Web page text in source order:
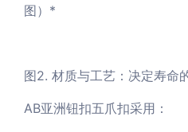
图）*
图2. 材质与工艺：决定寿命
AB亚洲钮扣五爪扣采用：